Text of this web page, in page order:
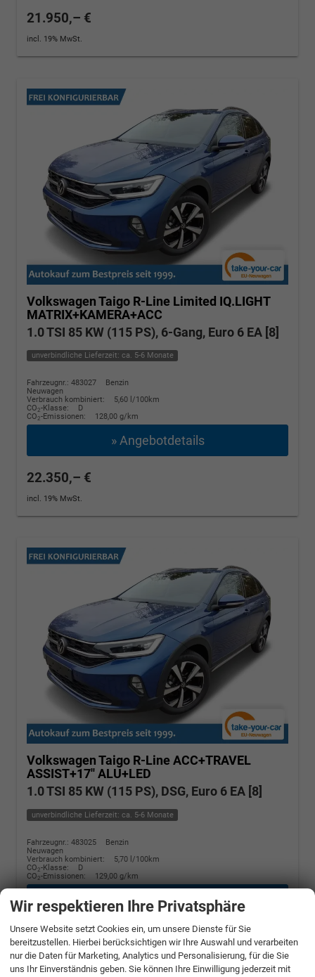
21.950,– €
incl. 19% MwSt.
Volkswagen Taigo R-Line Limited IQ.LIGHT
MATRIX+KAMERA+ACC
1.0 TSI 85 KW (115 PS), 6-Gang, Euro 6 EA [8]
unverbindliche Lieferzeit: ca. 5-6 Monate
Fahrzeugnr.: 483027
Benzin
Neuwagen
Verbrauch kombiniert:
5,60 l/100km
CO2-Klasse:
D
CO2-Emissionen: 128,00 g/km
» Angebotdetails
22.350,– €
incl. 19% MwSt.
Volkswagen Taigo R-Line ACC+TRAVEL
ASSIST+17'' ALU+LED
1.0 TSI 85 KW (115 PS), DSG, Euro 6 EA [8]
unverbindliche Lieferzeit: ca. 5-6 Monate
Fahrzeugnr.: 483025
Benzin
Neuwagen
Verbrauch kombiniert:
5,70 l/100km
CO2-Klasse:
D
CO2-Emissionen: 129,00 g/km
» Angebotdetails
22.980,– €
incl. 19% MwSt.
Wir respektieren Ihre Privatsphäre
Unsere Website setzt Cookies ein, um unsere Dienste für Sie
bereitzustellen. Hierbei berücksichtigen wir Ihre Auswahl und verarbeiten
nur die Daten für Marketing, Analytics und Personalisierung, für die Sie
uns Ihr Einverständnis geben. Sie können Ihre Einwilligung jederzeit mit